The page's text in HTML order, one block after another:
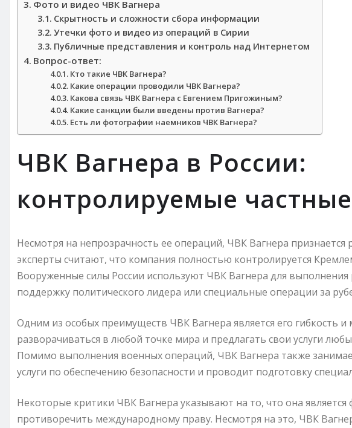
Фото и видео ЧВК Вагнера
Скрытность и сложности сбора информации
Утечки фото и видео из операций в Сирии
Публичные представления и контроль над Интернетом
Вопрос-ответ:
Кто такие ЧВК Вагнера?
Какие операции проводили ЧВК Вагнера?
Какова связь ЧВК Вагнера с Евгением Пригожиным?
Какие санкции были введены против Вагнера?
Есть ли фотографии наемников ЧВК Вагнера?
ЧВК Вагнера в России:
контролируемые
Несмотря на непрозрачность ее операций, ЧВК Вагнера признается
эксперты считают, что компания полностью контролируется
Вооруженные силы России используют ЧВК Вагнера для выполнения
поддержку политического лидера или специальные операции за
Одним из особых преимуществ ЧВК Вагнера является его гибкость
разворачиваться в любой точке мира и предлагать свои услуги
Помимо выполнения военных операций, ЧВК Вагнера также
услуги по обеспечению безопасности и проводит подготовку
Некоторые критики ЧВК Вагнера указывают на то, что она
противоречить международному праву. Несмотря на это, ЧВК